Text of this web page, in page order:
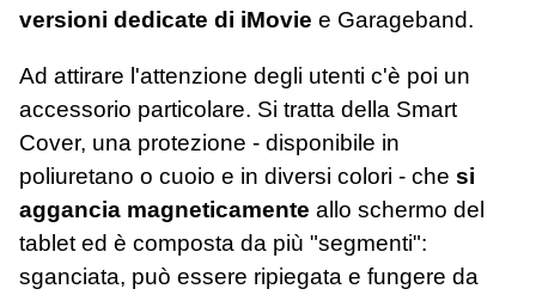
versioni dedicate di iMovie e Garageband.
Ad attirare l'attenzione degli utenti c'è poi un
accessorio particolare. Si tratta della Smart
Cover, una protezione - disponibile in
poliuretano o cuoio e in diversi colori - che si
aggancia magneticamente allo schermo del
tablet ed è composta da più "segmenti":
sganciata, può essere ripiegata e fungere da